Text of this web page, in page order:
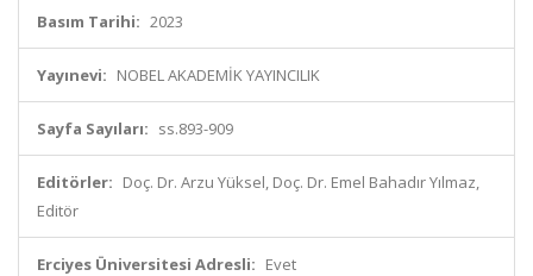
Basım Tarihi: 2023
Yayınevi: NOBEL AKADEMİK YAYINCILIK
Sayfa Sayıları: ss.893-909
Editörler: Doç. Dr. Arzu Yüksel, Doç. Dr. Emel Bahadır Yılmaz,
Editör
Erciyes Üniversitesi Adresli: Evet